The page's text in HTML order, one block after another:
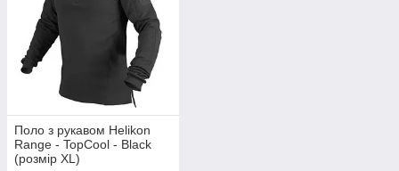
Поло з рукавом Helikon
Range - TopCool - Black
(розмір XL)